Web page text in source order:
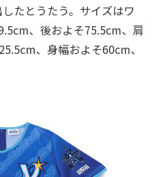
たとうたう。サイズはワ
、後およそ75.5cm、肩
、身幅およそ60cm、